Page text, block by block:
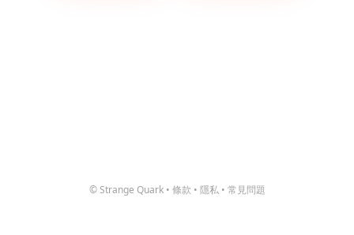
© Strange Quark • 條款 • 隱私 • 常見問題